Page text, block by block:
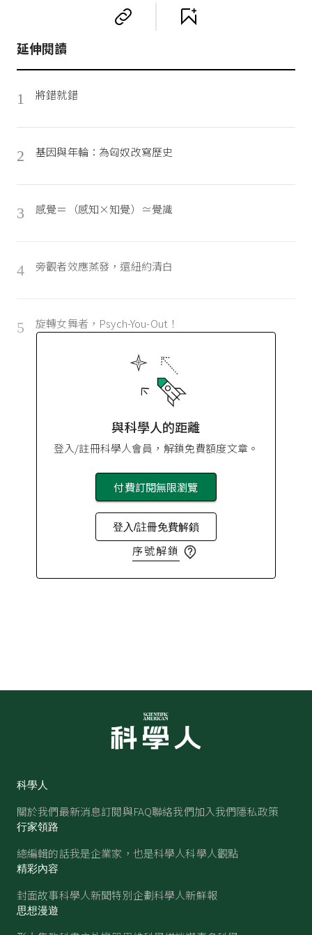
延伸閱讀
1 將錯就錯
2 基因與年輪：為匈奴改寫歷史
3 感覺＝（感知×知覺）≃覺識
4 旁觀者效應蒸發，還紐約清白
5 旋轉女舞者，Psych-You-Out！
與科學人的距離
登入/註冊科學人會員，解鎖免費額度文章。
付費訂閱無限瀏覽
登入/註冊免費解鎖
序號解鎖
科學人
關於我們最新消息訂閱與FAQ聯絡我們加入我們隱私政策
行家領路
總編輯的話我是企業家，也是科學人科學人觀點
精彩內容
封面故事科學人新聞特別企劃科學人新鮮報
思想漫遊